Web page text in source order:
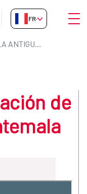
de La
FR-FR
CENTRO DE FORMACIÓN DE LA ANTIGUA: GUATEMALA
de